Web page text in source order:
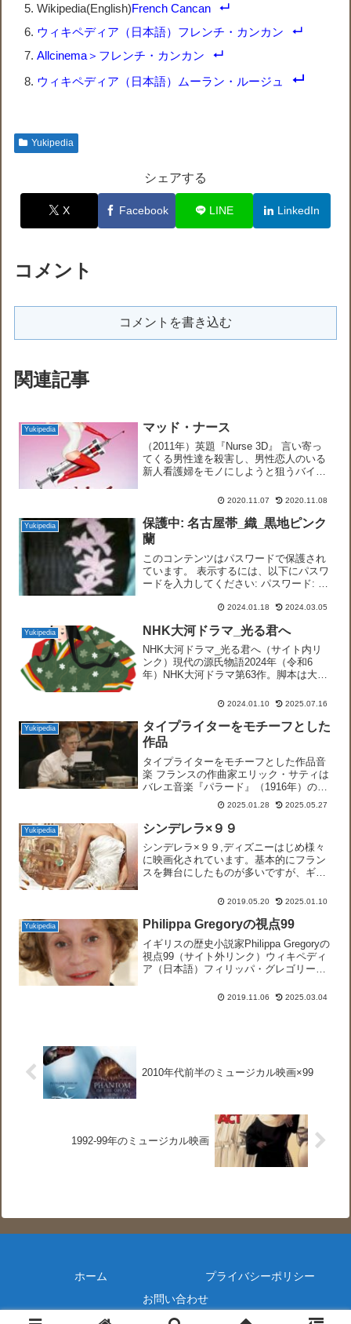
Wikipedia(English)French Cancan
ウィキペディア（日本語）フレンチ・カンカン
Allcinema＞フレンチ・カンカン
ウィキペディア（日本語）ムーラン・ルージュ
Yukipedia
シェアする
X Facebook LINE LinkedIn
コメント
コメントを書き込む
関連記事
Yukipedia マッド・ナース
（2011年）英題『Nurse 3D』 言い寄っ
てくる男性達を殺害し、男性恋人のいる
新人看護婦をモノにしようと狙うバイセ
エロティックホラー映画。『V.I. ウォー
男の名...
2020.11.07 2020.11.08
Yukipedia
保護中: 名古屋帯_織_黒地ピンク
蘭
このコンテンツはパスワードで保護され
ています。 表示するには、以下にパスワ
ードを入力してください: パスワード: 数
2024.01.18 2024.03.05
Yukipedia NHK大河ドラマ_光る君へ
NHK大河ドラマ_光る君へ（サイト内リ
ンク）現代の源氏物語2024年（令和6
年）NHK大河ドラマ第63作。脚本は大石
ミ、西洋風クラシック、ジャズ、ロック
います。第１回 ...
2024.01.10 2025.07.16
Yukipedia
タイプライターをモチーフとした
作品
タイプライターをモチーフとした作品音
楽 フランスの作曲家エリック・サティは
バレエ音楽『パラード』（1916年）の中
でタイプライターを楽器として使用し
た。Leroy Anderson Ritvélin The
Typewriter Aleks...
2025.01.28 2025.05.27
Yukipedia シンデレラ×９９
シンデレラ×９９,ディズニーはじめ様々
に映画化されています。基本的にフラン
スを舞台にしたものが多いですが、ギリ
類似の物語が存在したようです。誰もが
き換えたアレンジが多く...
2019.05.20 2025.01.10
Yukipedia Philippa Gregoryの視点99
イギリスの歴史小説家Philippa Gregoryの
視点99（サイト外リンク）ウィキペディ
ア（日本語）フィリッパ・グレゴリー
リー公式ウェブサイトThe Order of
2019.11.06 2025.03.04
2010年代前半のミュージカル映画×99
1992-99年のミュージカル映画
ホーム
プライバシーポリシー
お問い合わせ